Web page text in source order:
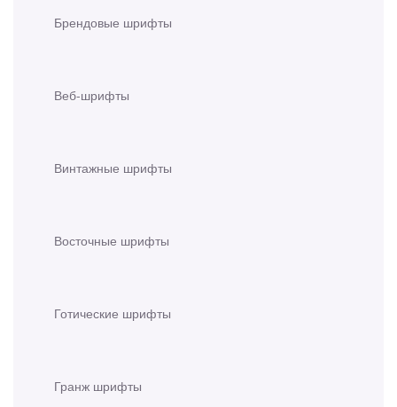
Брендовые шрифты
Веб-шрифты
Винтажные шрифты
Восточные шрифты
Готические шрифты
Гранж шрифты